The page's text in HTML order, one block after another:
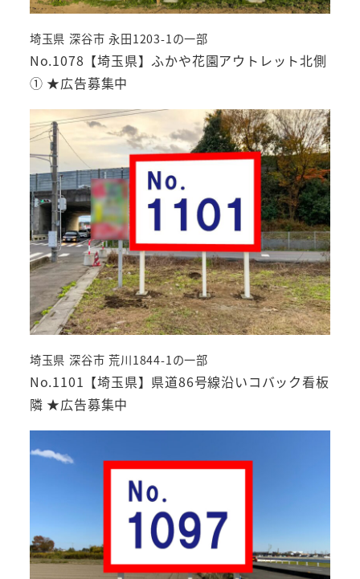
No.1078【埼玉県】ふかや花園アウトレット北側
① ★広告募集中
埼玉県 深谷市 永田1203-1の一部
No.1101【埼玉県】県道86号線沿いコバック看板
隣 ★広告募集中
埼玉県 深谷市 荒川1844-1の一部